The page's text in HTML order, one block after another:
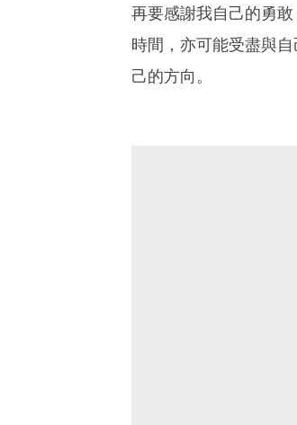
再要感謝我自己的勇
時間，亦可能受盡與
己的方向。